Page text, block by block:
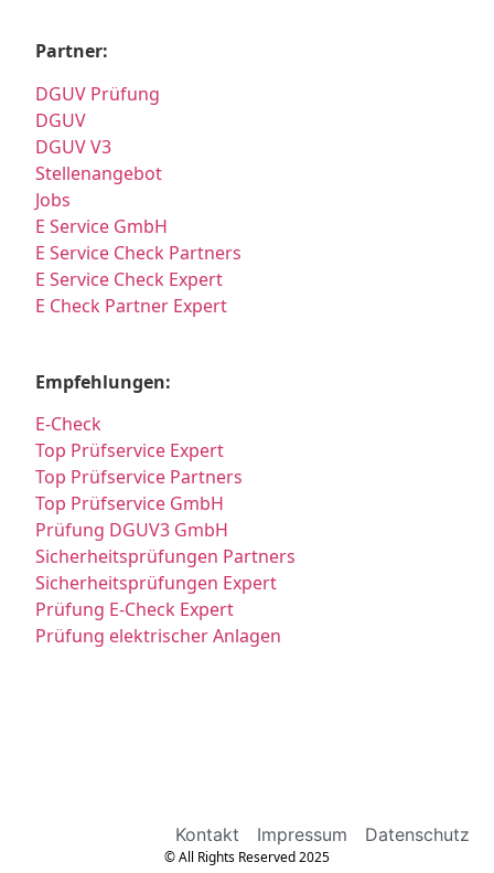
Partner:
DGUV Prüfung
DGUV
DGUV V3
Stellenangebot
Jobs
E Service GmbH
E Service Check Partners
E Service Check Expert
E Check Partner Expert
Empfehlungen:
E-Check
Top Prüfservice Expert
Top Prüfservice Partners
Top Prüfservice GmbH
Prüfung DGUV3 GmbH
Sicherheitsprüfungen Partners
Sicherheitsprüfungen Expert
Prüfung E-Check Expert
Prüfung elektrischer Anlagen
Kontakt Impressum Datenschutz
© All Rights Reserved 2025